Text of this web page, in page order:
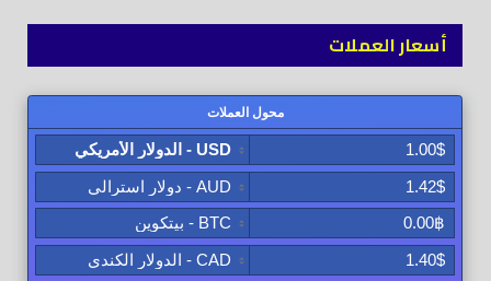
أسعار العملات